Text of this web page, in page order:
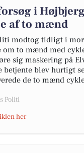
i
af to mænd
modtog tidligt i
om to mænd med
sig maskering på
betjente blev hurtigt
de to mænd
Politi
her